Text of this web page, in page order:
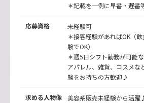
＊記載を一例に早番・遅番
応募資格
未経験可
＊接客経験があればOK（
験でOK）
＊週5日シフト勤務が可能
アパレル、雑貨、コスメな
験をお持ちの方歓迎♪
求める人物像
美容系販売未経験から活